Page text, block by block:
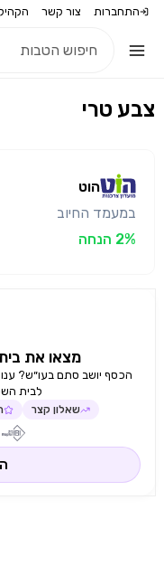
התחברות צור קשר
צבע טרי
הוט
במעמד החיוב
2% הנחה
מצאו את
הכסף יושב סתם בעו״ש?
לבית
שאלון קצר